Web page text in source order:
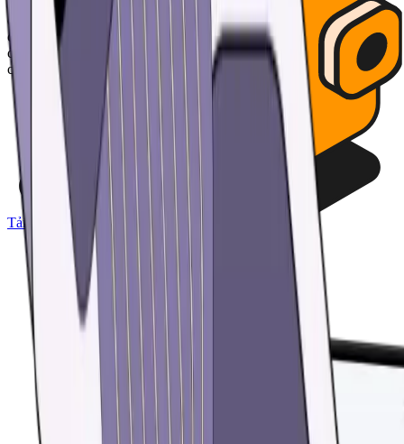
toàn đến mức không ai có thể truy cập được ngoài bạn – ngay cả
chúng tôi cũng không thể. Bảo vệ tài sản của bạn bằng mã PIN và
các tính năng bảo mật sinh trắc học. Tự động sao lưu tất cả các ví
của bạn và khôi phục quyền truy cập chỉ bằng một mật khẩu tùy
chỉnh duy nhất.
Tải ứng dụng về